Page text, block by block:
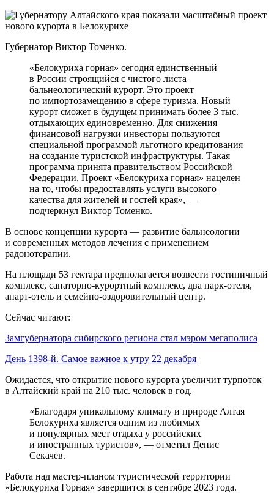
Губернатор Виктор Томенко.
«Белокуриха горная» сегодня единственный
в России строящийся с чистого листа
бальнеологический курорт. Это проект
по импортозамещению в сфере туризма. Новый
курорт сможет в будущем принимать более 3 тыс.
отдыхающих единовременно. Для снижения
финансовой нагрузки инвесторы пользуются
специальной программой льготного кредитования
на создание туристской инфраструктуры. Такая
программа принята правительством Российской
Федерации. Проект «Белокуриха горная» нацелен
на то, чтобы предоставлять услуги высокого
качества для жителей и гостей края», —
подчеркнул Виктор Томенко.
В основе концепции курорта — развитие бальнеологии
и современных методов лечения с применением
радонотерапии.
На площади 53 гектара предполагается возвести гостиничный
комплекс, санаторно-курортный комплекс, два парк-отеля,
апарт-отель и семейно-оздоровительный центр.
Сейчас читают:
Замгубернатора сибирского региона стал мэром мегаполиса
День 1398-й. Самое важное к утру 22 декабря
Ожидается, что открытие нового курорта увеличит турпоток
в Алтайский край на 210 тыс. человек в год.
«Благодаря уникальному климату и природе Алтая
Белокуриха является одним из любимых
и популярных мест отдыха у российских
и иностранных туристов», — отметил Денис
Секачев.
Работа над мастер-планом туристической территории
«Белокуриха Горная» завершится в сентябре 2023 года.